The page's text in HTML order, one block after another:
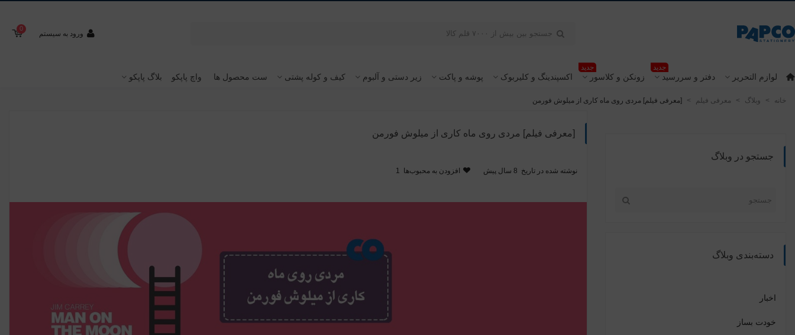
ورود به سیستم
0
لوازم التحریر دفتر و سررسید
جدید
زونکن و کلاسور
جدید
اکسپندینگ و کلیربوک پوشه و پاکت زیر دستی و آلبوم کیف و کوله پشتی ست محصول ها واچ پاپکو بلاگ پاپکو
خانه > وبلاگ > معرفی فیلم > [معرفی فیلم] مردی روی ماه کاری از میلوش فورمن
جستجو در وبلاگ
دسته‌بندی وبلاگ
اخبار
خودت بساز
[معرفی فیلم] مردی روی ماه کاری از میلوش فورمن
نوشته شده در تاریخ 8 سال پیش افزودن به محبوب‌ها 1